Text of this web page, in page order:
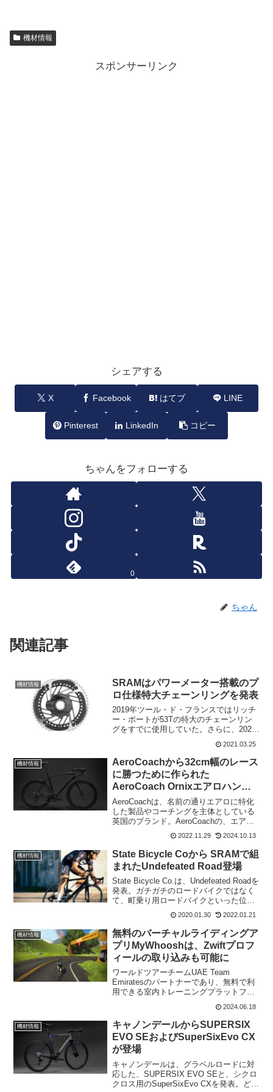
機材情報
スポンサーリンク
シェアする
X Facebook はてブ LINE
Pinterest LinkedIn コピー
ちゃんをフォローする
0
ちゃん
関連記事
機材情報
SRAMはパワーメーター搭載のプ
ロ仕様特大チェーンリングを発表
2019年ツール・ド・フランスではリッチ
ー・ポートが53Tの特大のチェーンリン
グをすでに使用していた。さらに、2020
年のツアー・ダウンアンダーでは、
TREK-SEGAFREDOのメンバーが54Tの
フロントチェーンリングを使用してい
た。これ...
2021.03.25
機材情報
AeroCoachから32cm幅のレース
に勝つために作られた
AeroCoach Ornixエアロハンド
ルバー登場
AeroCoachは、名前の通りエアロに特化
した製品やコーチングを主体としている
英国のブランド。AeroCoachの、エアロ
バーやホイールなどを使用しているライ
ダーは多い。世界TTチャンピオンのフィ
リッポ・ガンナや、マチュー・ファンデ
ルプー...
2022.11.29 2024.10.13
機材情報
State Bicycle Coから SRAMで組
まれたUndefeated Road登場
State Bicycle Co.は、Undefeated Roadを
発表。ガチガチのロードバイクではなく
て、町乗り用ロードバイクといった位置
づけのようだ。SRMAのコンポを使って
組まれたバイクは2種類のバージョンで発
売される。State ...
2020.01.30 2022.01.21
機材情報
無料のバーチャルライディングア
プリMyWhooshは、Zwiftプロフ
ィールの取り込みも可能に
ワールドツアーチームUAE Team
Emiratesのパートナーであり、無料で利
用できる室内トレーニングプラットフォ
ームであるMyWhoosh。今回アップデー
トにより、ユーザーが他の室内サイクリ
ングプラットフォームからプロフィール
評価とプ...
2024.06.18
機材情報
キャノンデールからSUPERSIX
EVO SEおよびSuperSixEvo CX
が登場
キャノンデールは、グラベルロードに対
応した、SUPERSIX EVO SEと、シクロ
クロス用のSuperSixEvo CXを発表。どち